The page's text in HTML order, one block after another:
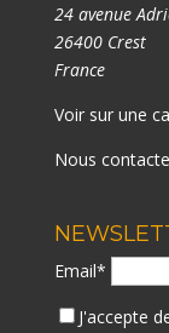
24 avenue
26400 Crest
France
Voir sur une
Nous
Email*
J'accepte